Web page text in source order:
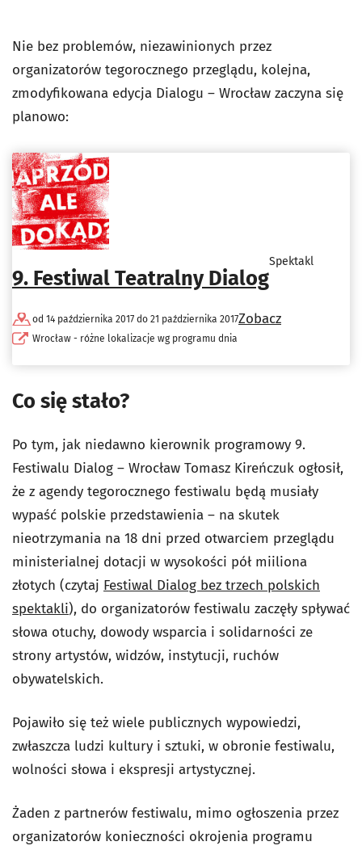
Nie bez problemów, niezawinionych przez
organizatorów tegorocznego przeglądu, kolejna,
zmodyfikowana edycja Dialogu – Wrocław zaczyna się
planowo:
9. Festiwal Teatralny Dialog
Spektakl
od 14 października 2017 do 21 października 2017
Wrocław - różne lokalizacje wg programu dnia
Zobacz
Co się stało?
Po tym, jak niedawno kierownik programowy 9.
Festiwalu Dialog – Wrocław Tomasz Kireńczuk ogłosił,
że z agendy tegorocznego festiwalu będą musiały
wypaść polskie przedstawienia – na skutek
nieotrzymania na 18 dni przed otwarciem przeglądu
ministerialnej dotacji w wysokości pół miiliona
złotych (czytaj Festiwal Dialog bez trzech polskich
spektakli), do organizatorów festiwalu zaczęły spływać
słowa otuchy, dowody wsparcia i solidarności ze
strony artystów, widzów, instytucji, ruchów
obywatelskich.
Pojawiło się też wiele publicznych wypowiedzi,
zwłaszcza ludzi kultury i sztuki, w obronie festiwalu,
wolności słowa i ekspresji artystycznej.
Żaden z partnerów festiwalu, mimo ogłoszenia przez
organizatorów konieczności okrojenia programu